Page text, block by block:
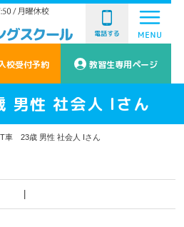
電話する
校受付予約 教習生専用ページ
性 社会人 Iさん
車 23歳 男性 社会人 Iさん